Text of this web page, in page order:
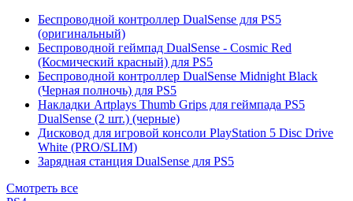
Беспроводной контроллер DualSense для PS5
(оригинальный)
Беспроводной геймпад DualSense - Cosmic Red
(Космический красный) для PS5
Беспроводной контроллер DualSense Midnight Black
(Черная полночь) для PS5
Накладки Artplays Thumb Grips для геймпада PS5
DualSense (2 шт.) (черные)
Дисковод для игровой консоли PlayStation 5 Disc Drive
White (PRO/SLIM)
Зарядная станция DualSense для PS5
Смотреть все